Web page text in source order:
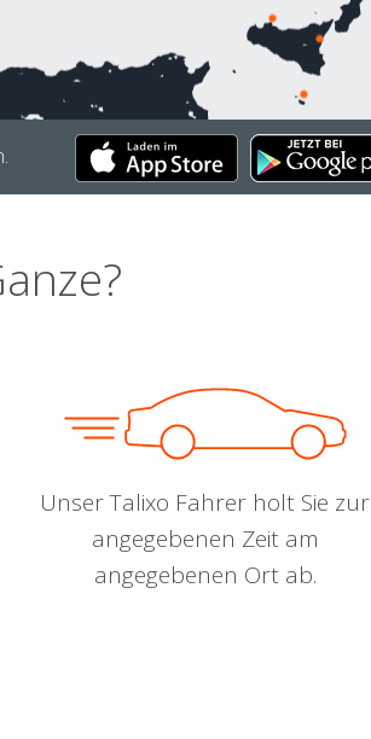
Unser Talixo Fahrer holt Sie zur
angegebenen Zeit am
angegebenen Ort ab.